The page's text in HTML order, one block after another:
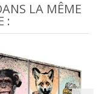
LA MÊME
: